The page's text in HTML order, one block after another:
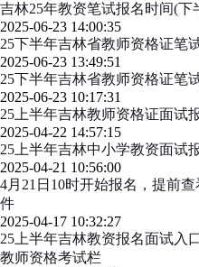
吉林25年教资笔试报名时间(下
2025-06-23 14:00:35
25下半年吉林省教师资格证笔
2025-06-23 13:49:51
25下半年吉林省教师资格证笔
2025-06-23 10:17:31
25上半年吉林教师资格证面试
2025-04-22 14:57:15
25上半年吉林中小学教资面试
2025-04-21 10:56:00
4月21日10时开始报名，提前
件
2025-04-17 10:32:27
25上半年吉林教资报名面试入
教师资格考试栏